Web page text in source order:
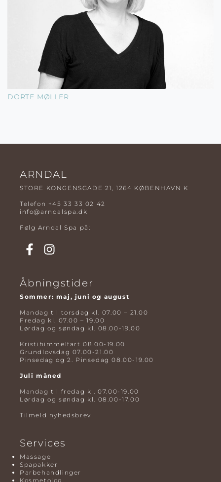
DORTE MØLLER
ARNDAL
STORE KONGENSGADE 21, 1264 KØBENHAVN K
Telefon +45 33 33 02 42
info@arndalspa.dk
Følg Arndal Spa på:
Åbningstider
Sommer: maj, juni og august
Mandag til torsdag kl. 07.00 – 21.00
Fredag kl. 07.00 – 19.00
Lørdag og søndag kl. 08.00-19.00
Kristihimmelfart 08.00-19.00
Grundlovsdag 07.00-21.00
Pinsedag og 2. Pinsedag 08.00-19.00
Juli måned
Mandag til fredag kl. 07.00-19.00
Lørdag og søndag kl. 08.00-17.00
Tilmeld nyhedsbrev
Services
Massage
Spapakker
Parbehandlinger
Kosmetolog